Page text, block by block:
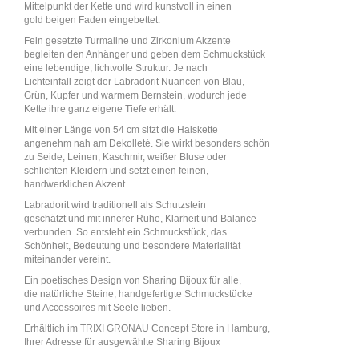
Mittelpunkt der Kette und wird kunstvoll in einen
gold beigen Faden eingebettet.
Fein gesetzte Turmaline und Zirkonium Akzente
begleiten den Anhänger und geben dem Schmuckstück
eine lebendige, lichtvolle Struktur. Je nach
Lichteinfall zeigt der Labradorit Nuancen von Blau,
Grün, Kupfer und warmem Bernstein, wodurch jede
Kette ihre ganz eigene Tiefe erhält.
Mit einer Länge von 54 cm sitzt die Halskette
angenehm nah am Dekolleté. Sie wirkt besonders schön
zu Seide, Leinen, Kaschmir, weißer Bluse oder
schlichten Kleidern und setzt einen feinen,
handwerklichen Akzent.
Labradorit wird traditionell als Schutzstein
geschätzt und mit innerer Ruhe, Klarheit und Balance
verbunden. So entsteht ein Schmuckstück, das
Schönheit, Bedeutung und besondere Materialität
miteinander vereint.
Ein poetisches Design von Sharing Bijoux für alle,
die natürliche Steine, handgefertigte Schmuckstücke
und Accessoires mit Seele lieben.
Erhältlich im TRIXI GRONAU Concept Store in Hamburg,
Ihrer Adresse für ausgewählte Sharing Bijoux